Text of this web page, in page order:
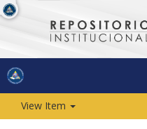
View Item